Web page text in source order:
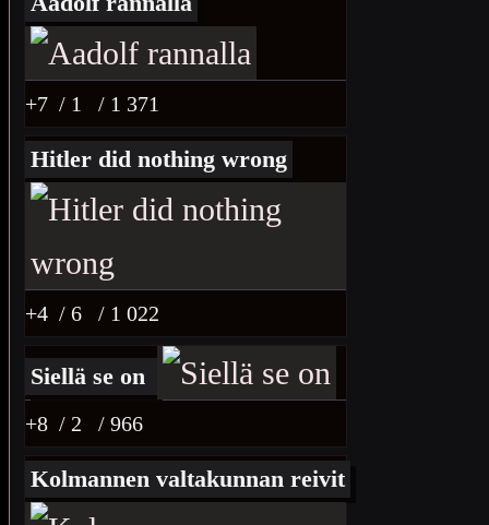
+7 / 1 / 1 371
Hitler did nothing wrong
+4 / 6 / 1 022
Siellä se on
+8 / 2 / 966
Kolmannen valtakunnan reivit